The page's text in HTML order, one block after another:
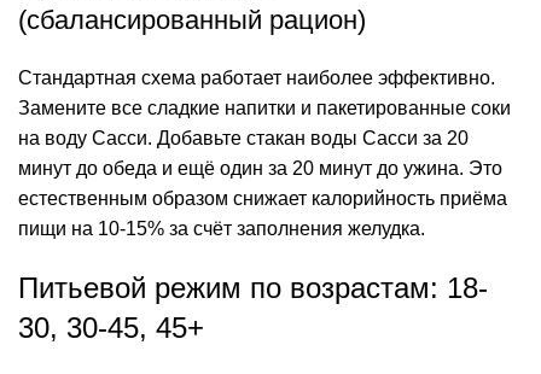
(сбалансированный рацион)
Стандартная схема работает наиболее эффективно.
Замените все сладкие напитки и пакетированные соки
на воду Сасси. Добавьте стакан воды Сасси за 20
минут до обеда и ещё один за 20 минут до ужина. Это
естественным образом снижает калорийность приёма
пищи на 10-15% за счёт заполнения желудка.
Питьевой режим по возрастам: 18-
30, 30-45, 45+